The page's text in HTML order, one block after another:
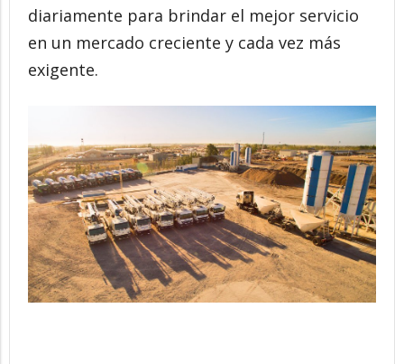
diariamente para brindar el mejor servicio
en un mercado creciente y cada vez más
exigente.